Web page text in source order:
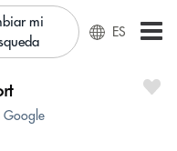
mi
ES
Google